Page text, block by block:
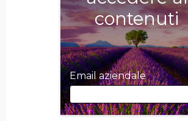
contenuti
Email aziendale